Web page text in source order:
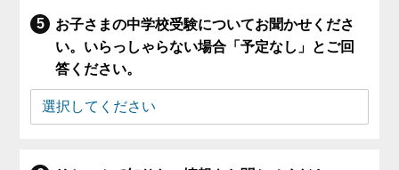
お子さまの中学校受験についてお聞かせくださ
い。いらっしゃらない場合「予定なし」とご回
答ください。